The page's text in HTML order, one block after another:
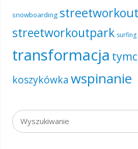
snowboarding streetworkout
streetworkoutpark surfing
transformacja
koszykówka wspinanie